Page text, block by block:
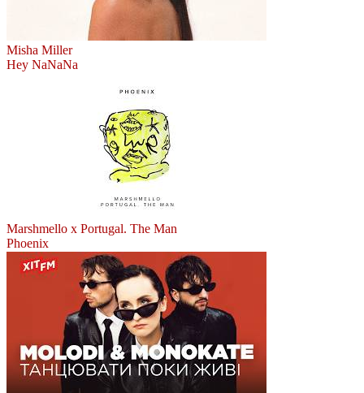
Misha Miller
Hey NaNaNa
Marshmello x Portugal. The Man
Phoenix